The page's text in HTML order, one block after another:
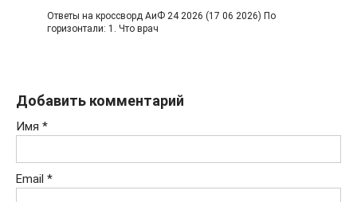
Ответы на кроссворд АиФ 24 2026 (17 06 2026) По
горизонтали: 1. Что врач
Добавить комментарий
Имя *
Email *